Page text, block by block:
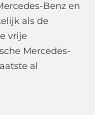
Benz en
als de
vrije
Mercedes-
al